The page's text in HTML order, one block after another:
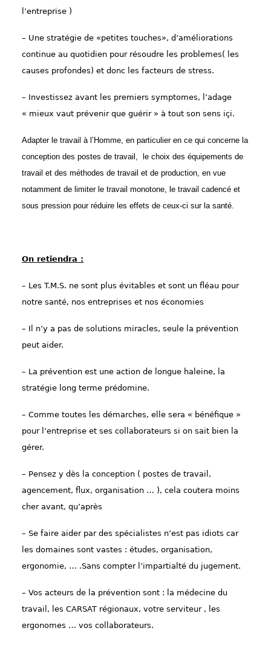
l’entreprise )
– Une stratégie de «petites touches», d’améliorations
continue au quotidien pour résoudre les problemes( les
causes profondes) et donc les facteurs de stress.
– Investissez avant les premiers symptomes, l’adage
« mieux vaut prévenir que guérir » à tout son sens içi.
Adapter le travail à l’Homme, en particulier en ce qui concerne la
conception des postes de travail, le choix des équipements de
travail et des méthodes de travail et de production, en vue
notamment de limiter le travail monotone, le travail cadencé et
sous pression pour réduire les effets de ceux-ci sur la santé.
On retiendra :
– Les T.M.S. ne sont plus évitables et sont un fléau pour
notre santé, nos entreprises et nos économies
– Il n’y a pas de solutions miracles, seule la prévention
peut aider.
– La prévention est une action de longue haleine, la
stratégie long terme prédomine.
– Comme toutes les démarches, elle sera « bénéfique »
pour l’entreprise et ses collaborateurs si on sait bien la
gérer.
– Pensez y dès la conception ( postes de travail,
agencement, flux, organisation … ), cela coutera moins
cher avant, qu’après
– Se faire aider par des spécialistes n’est pas idiots car
les domaines sont vastes : études, organisation,
ergonomie, … .Sans compter l’impartialté du jugement.
– Vos acteurs de la prévention sont : la médecine du
travail, les CARSAT régionaux, votre serviteur , les
ergonomes … vos collaborateurs.